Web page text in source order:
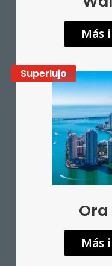
Más
Superlujo
Ora
Más